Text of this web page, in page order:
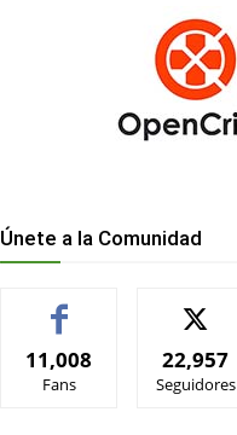
Únete a la Comunidad
11,008
Fans
22,957
Seguidores